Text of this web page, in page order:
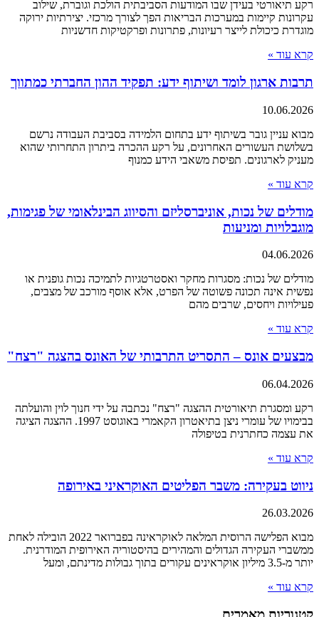
רקע תיאורטי בעידן שבו המודעות הסביבתית הולכת וגוברת, שילוב
עקרונות קיימות במערכות הבריאות הפך לצורך מרכזי. יצירתיות ירוקה
מוגדרת כיכולת לייצר רעיונות, פתרונות ופרקטיקות חדשניות
קרא עוד »
תרבות ארגון לומד ושיתוף ידע: תפקיד ההון החברתי כמתווך
10.06.2026
מבוא עניין גובר בשיתוף ידע בתחום הלמידה בסביבת העבודה נרשם
בשלושת העשורים האחרונים, על רקע ההכרה ביתרון התחרותי שהוא
מעניק לארגונים. תפיסת משאבי הידע כמנוף
קרא עוד »
מודלים של נכות, אוניברסליזם והסיווג הבינלאומי של פגימות,
מוגבלויות ומניעות
04.06.2026
מודלים של נכות: מסגרות מחקר ואסטרטגיות לתמיכה נכות גופנית או
נפשית אינה תכונה פשוטה של הפרט, אלא אוסף מורכב של מצבים,
פעילויות ויחסים, שרבים מהם
קרא עוד »
מבצעים אונס – התסריט התרבותי של האונס בהצגה "רצח"
06.04.2026
רקע ומסגרת תיאורטית ההצגה "רצח" נכתבה על ידי חנוך לוין והועלתה
בבימויו של עומרי ניצן בתיאטרון הקאמרי באוגוסט 1997. ההצגה הציגה
את עצמה כחתרנית בטיפולה
קרא עוד »
ניווט בעקירה: משבר הפליטים האוקראיני באירופה
26.03.2026
מבוא הפלישה הרוסית המלאה לאוקראינה בפברואר 2022 הובילה לאחת
ממשברי העקירה הגדולים והמהירים בהיסטוריה האירופית המודרנית.
יותר מ-3.5 מיליון אוקראינים עקורים בתוך גבולות מדינתם, ומעל
קרא עוד »